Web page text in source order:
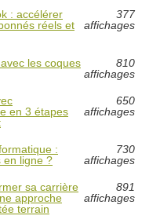
: accélérer
réels et
377
affichages
les coques
810
affichages
en 3 étapes
650
affichages
:
en ligne ?
730
affichages
sa carrière
approche
terrain
891
affichages